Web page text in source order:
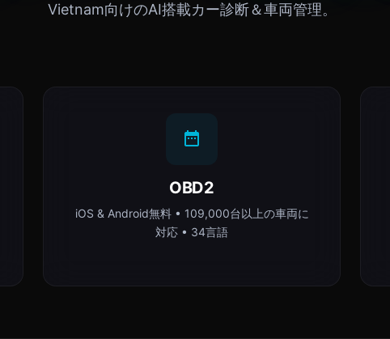
Vietnam向けのAI搭載カー診断＆車両管理。
OBD2
iOS & Android無料 • 109,000台以上の車両に
対応 • 34言語